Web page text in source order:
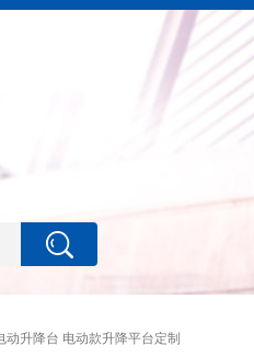
动升降台 电动款升降平台定制